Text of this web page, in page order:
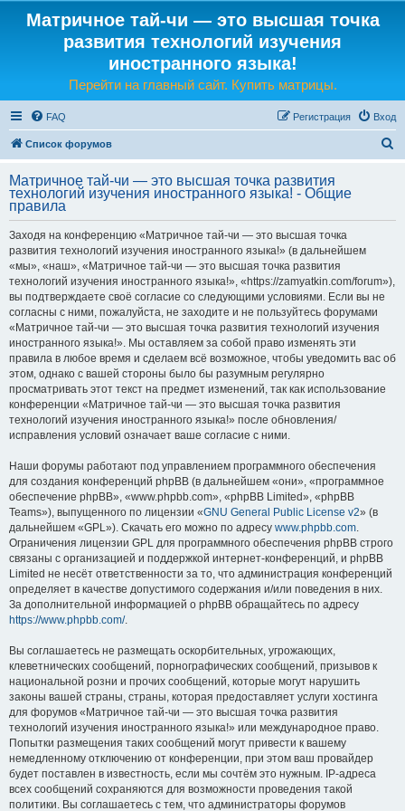
Матричное тай-чи — это высшая точка
развития технологий изучения
иностранного языка!
Перейти на главный сайт. Купить матрицы.
FAQ Вход
Регистрация
Список форумов
Матричное тай-чи — это высшая точка развития
технологий изучения иностранного языка! - Общие
правила
Заходя на конференцию «Матричное тай-чи — это высшая точка
развития технологий изучения иностранного языка!» (в дальнейшем
«мы», «наш», «Матричное тай-чи — это высшая точка развития
технологий изучения иностранного языка!», «https://zamyatkin.com/forum»),
вы подтверждаете своё согласие со следующими условиями. Если вы не
согласны с ними, пожалуйста, не заходите и не пользуйтесь форумами
«Матричное тай-чи — это высшая точка развития технологий изучения
иностранного языка!». Мы оставляем за собой право изменять эти
правила в любое время и сделаем всё возможное, чтобы уведомить вас об
этом, однако с вашей стороны было бы разумным регулярно
просматривать этот текст на предмет изменений, так как использование
конференции «Матричное тай-чи — это высшая точка развития
технологий изучения иностранного языка!» после обновления/
исправления условий означает ваше согласие с ними.
Наши форумы работают под управлением программного обеспечения
для создания конференций phpBB (в дальнейшем «они», «программное
обеспечение phpBB», «www.phpbb.com», «phpBB Limited», «phpBB
Teams»), выпущенного по лицензии «GNU General Public License v2» (в
дальнейшем «GPL»). Скачать его можно по адресу www.phpbb.com.
Ограничения лицензии GPL для программного обеспечения phpBB строго
связаны с организацией и поддержкой интернет-конференций, и phpBB
Limited не несёт ответственности за то, что администрация конференций
определяет в качестве допустимого содержания и/или поведения в них.
За дополнительной информацией о phpBB обращайтесь по адресу
https://www.phpbb.com/.
Вы соглашаетесь не размещать оскорбительных, угрожающих,
клеветнических сообщений, порнографических сообщений, призывов к
национальной розни и прочих сообщений, которые могут нарушить
законы вашей страны, страны, которая предоставляет услуги хостинга
для форумов «Матричное тай-чи — это высшая точка развития
технологий изучения иностранного языка!» или международное право.
Попытки размещения таких сообщений могут привести к вашему
немедленному отключению от конференции, при этом ваш провайдер
будет поставлен в известность, если мы сочтём это нужным. IP-адреса
всех сообщений сохраняются для возможности проведения такой
политики. Вы соглашаетесь с тем, что администраторы форумов